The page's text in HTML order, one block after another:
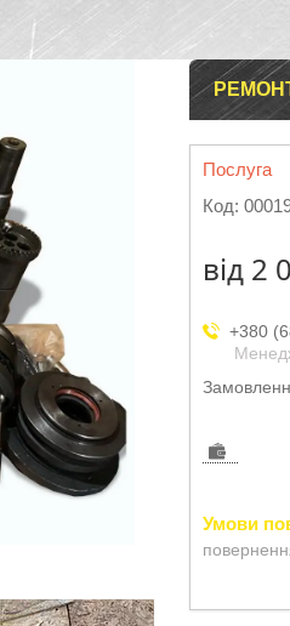
Послуга
Код:
від 2
+380